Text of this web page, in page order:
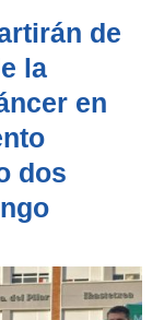
de
la
en
dos